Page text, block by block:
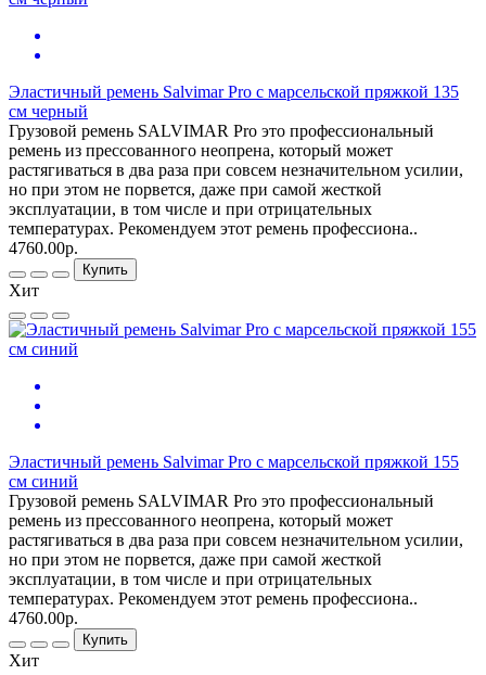
Эластичный ремень Salvimar Pro с марсельской пряжкой 135
см черный
Грузовой ремень SALVIMAR Pro это профессиональный
ремень из прессованного неопрена, который может
растягиваться в два раза при совсем незначительном усилии,
но при этом не порвется, даже при самой жесткой
эксплуатации, в том числе и при отрицательных
температурах. Рекомендуем этот ремень профессиона..
4760.00р.
Купить
Хит
Эластичный ремень Salvimar Pro с марсельской пряжкой 155
см синий
Грузовой ремень SALVIMAR Pro это профессиональный
ремень из прессованного неопрена, который может
растягиваться в два раза при совсем незначительном усилии,
но при этом не порвется, даже при самой жесткой
эксплуатации, в том числе и при отрицательных
температурах. Рекомендуем этот ремень профессиона..
4760.00р.
Купить
Хит